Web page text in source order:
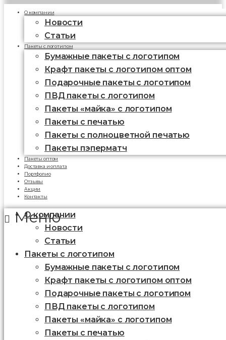
О компании
Новости
Статьи
Пакеты с логотипом
Бумажные пакеты с логотипом
Крафт пакеты с логотипом оптом
Подарочные пакеты с логотипом
ПВД пакеты с логотипом
Пакеты «майка» с логотипом
Пакеты c печатью
Пакеты с полноцветной печатью
Пакеты пэперматч
Пакеты оптом
Доставка и оплата
Портфолио
Отзывы
Акции
Контакты
Меню
О компании
Новости
Статьи
Пакеты с логотипом
Бумажные пакеты с логотипом
Крафт пакеты с логотипом оптом
Подарочные пакеты с логотипом
ПВД пакеты с логотипом
Пакеты «майка» с логотипом
Пакеты c печатью